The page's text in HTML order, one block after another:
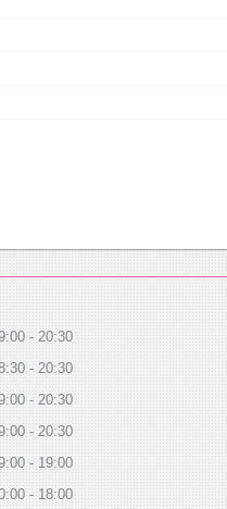
20:30
20:30
20:30
20:30
19:00
18:00